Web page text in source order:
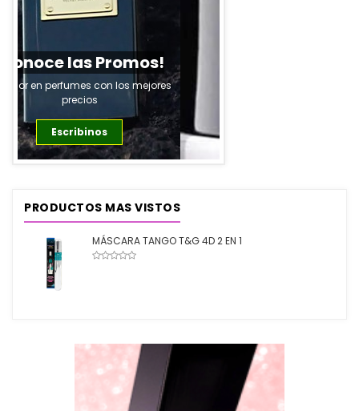
Ver Productos
PRODUCTOS MAS VISTOS
MÁSCARA TANGO T&G 4D 2 EN 1